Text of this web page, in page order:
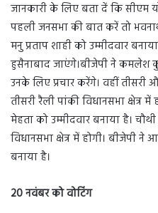
जानकारी के लिए बता दें कि सीएम
पहली जनसभा की बात करें तो
मनु प्रताप शाही को उम्मीदवार
हुसैनाबाद जाएंगे।बीजेपी ने कमलेश
उनके लिए प्रचार करेंगे। वहीं तीसरी
तीसरी रैली पांकी विधानसभा क्षेत्र
मेहता को उम्मीदवार बनाया है।
विधानसभा क्षेत्र में होगी। बीजेपी
बनाया है।
20 नवंबर को वोटिंग